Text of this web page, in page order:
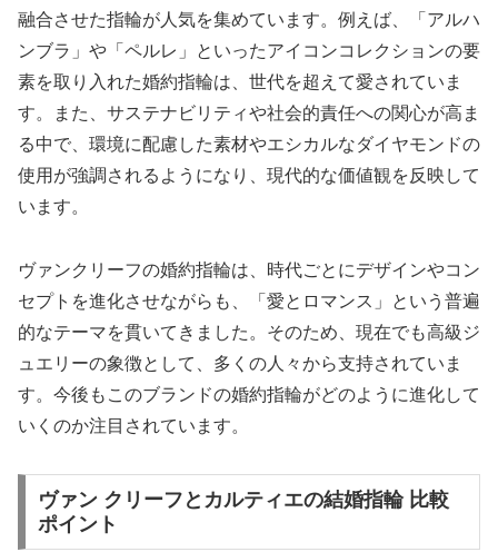
融合させた指輪が人気を集めています。例えば、「アルハ
ンブラ」や「ペルレ」といったアイコンコレクションの要
素を取り入れた婚約指輪は、世代を超えて愛されていま
す。また、サステナビリティや社会的責任への関心が高ま
る中で、環境に配慮した素材やエシカルなダイヤモンドの
使用が強調されるようになり、現代的な価値観を反映して
います。
ヴァンクリーフの婚約指輪は、時代ごとにデザインやコン
セプトを進化させながらも、「愛とロマンス」という普遍
的なテーマを貫いてきました。そのため、現在でも高級ジ
ュエリーの象徴として、多くの人々から支持されていま
す。今後もこのブランドの婚約指輪がどのように進化して
いくのか注目されています。
ヴァン クリーフとカルティエの結婚指輪 比較
ポイント